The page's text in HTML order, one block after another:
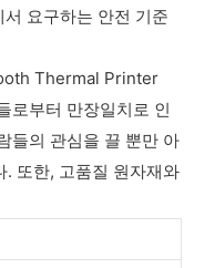
요구하는 안전 기준
Thermal Printer
부터 만장일치로 인
의 관심을 끌 뿐만 아
. 또한, 고품질 원자재와